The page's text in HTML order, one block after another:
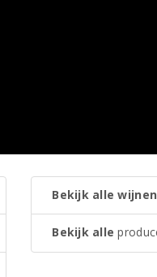
Bekijk alle wijnen
Bekijk alle